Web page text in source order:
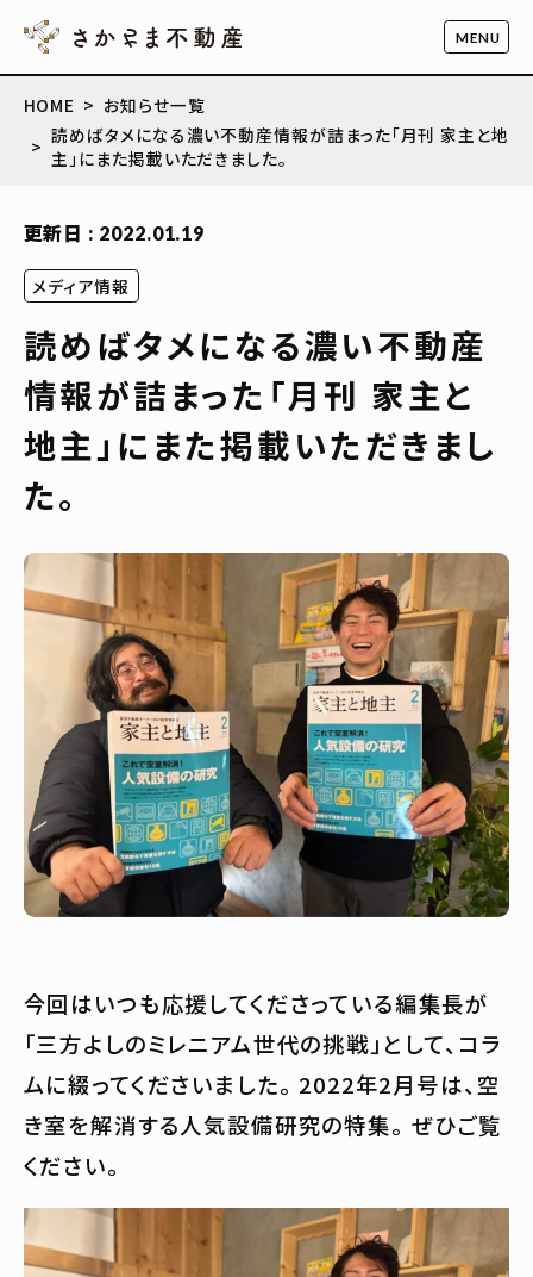
HOME
お知らせ一覧
読めばタメになる濃い不動産情報が詰まった「月刊 家主と地
主」にまた掲載いただきました。
更新日 : 2022.01.19
メディア情報
読めばタメになる濃い不動産
情報が詰まった「月刊 家主と
地主」にまた掲載いただきまし
た。
今回はいつも応援してくださっている編集長が
「三方よしのミレニアム世代の挑戦」として、コラ
ムに綴ってくださいました。 2022年2月号は、空
き室を解消する人気設備研究の特集。 ぜひご覧
ください。